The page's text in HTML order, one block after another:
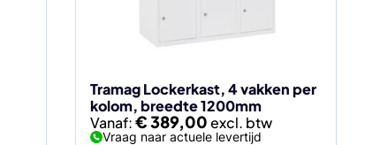
Tramag Lockerkast, 4 vakken per
kolom, breedte 1200mm
Vanaf:€389,00
Vraag naar actuele levertijd
de
productpagina